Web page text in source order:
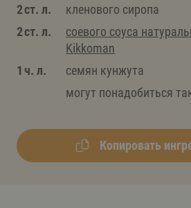
2 ст. л.
кленового сиропа
2 ст. л.
соевого соуса
Kikkoman
1 ч. л.
семян кунжута
могут понадобиться
Копировать